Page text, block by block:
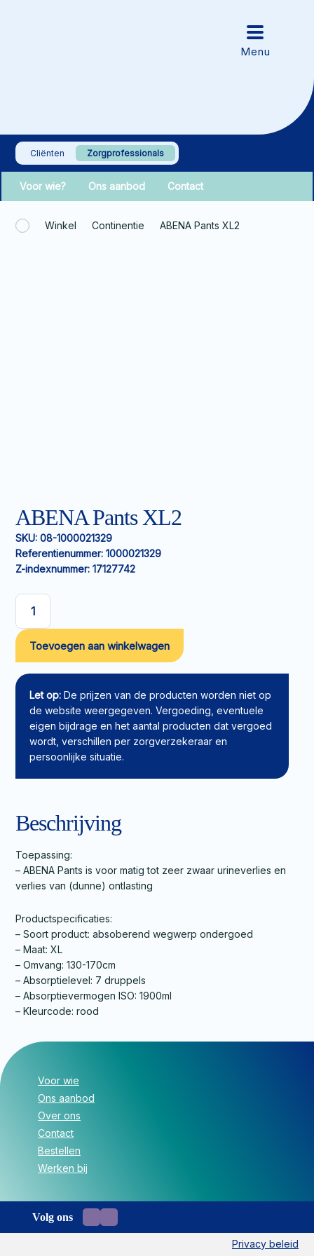
Cliënten Zorgprofessionals
Voor wie? Ons aanbod Contact
Winkel Continentie ABENA Pants XL2
ABENA Pants XL2
SKU: 08-1000021329
Referentienummer: 1000021329
Z-indexnummer: 17127742
ABENA
Pants
XL2
aantal
Toevoegen aan winkelwagen
Let op: De prijzen van de producten worden niet op
de website weergegeven. Vergoeding, eventuele
eigen bijdrage en het aantal producten dat vergoed
wordt, verschillen per zorgverzekeraar en
persoonlijke situatie.
Beschrijving
Toepassing:
– ABENA Pants is voor matig tot zeer zwaar urineverlies en
verlies van (dunne) ontlasting
Productspecificaties:
– Soort product: absoberend wegwerp ondergoed
– Maat: XL
– Omvang: 130-170cm
– Absorptielevel: 7 druppels
– Absorptievermogen ISO: 1900ml
– Kleurcode: rood
Voor wie
Ons aanbod
Over ons
Contact
Bestellen
Werken bij
Volg ons
Privacy beleid